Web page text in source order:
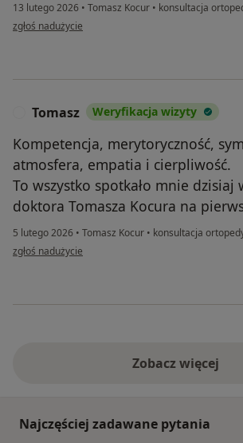
13 lutego 2026 • Tomasz Kocur • konsultacja
w opinii użytkownika A
zgłoś nadużycie
Tomasz Weryfikacja wizyty
Kompetencja, merytoryczność,
atmosfera, empatia i cierpliwość.
To wszystko spotkało mnie dzisiaj
doktora Tomasza Kocura na
5 lutego 2026 • Tomasz Kocur • konsultacja
w opinii użytkownika Tomasz
zgłoś nadużycie
Zobacz więcej
Najczęściej zadawane pytania